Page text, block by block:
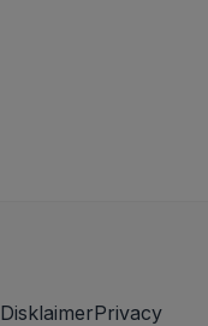
DisklaimerPrivacy